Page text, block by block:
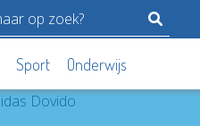
Sport Onderwijs